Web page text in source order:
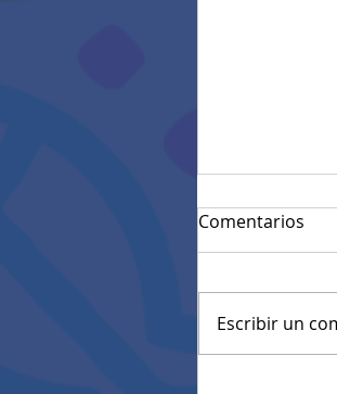
Comentarios
Escribir un